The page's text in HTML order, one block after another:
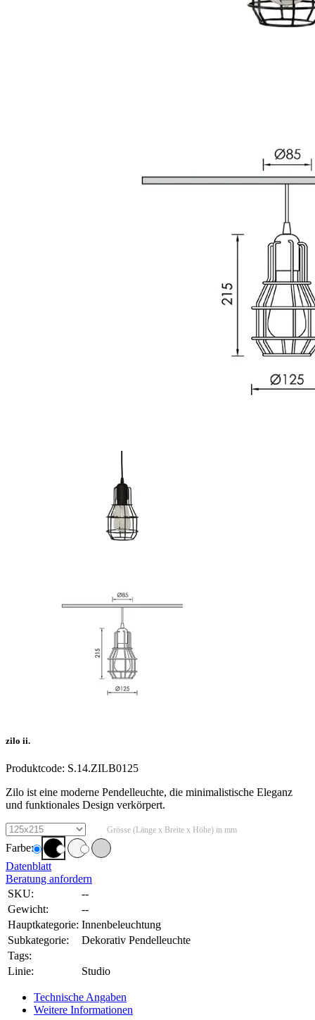
zilo ii.
Produktcode: S.14.ZILB0125
Zilo ist eine moderne Pendelleuchte, die minimalistische Eleganz
und funktionales Design verkörpert.
Grösse (Länge x Breite x Höhe) in mm
Farbe:
Datenblatt
Beratung anfordern
SKU:
--
Gewicht:
--
Hauptkategorie: Innenbeleuchtung
Subkategorie:
Dekorativ Pendelleuchte
Tags:
Linie:
Studio
Technische Angaben
Weitere Informationen